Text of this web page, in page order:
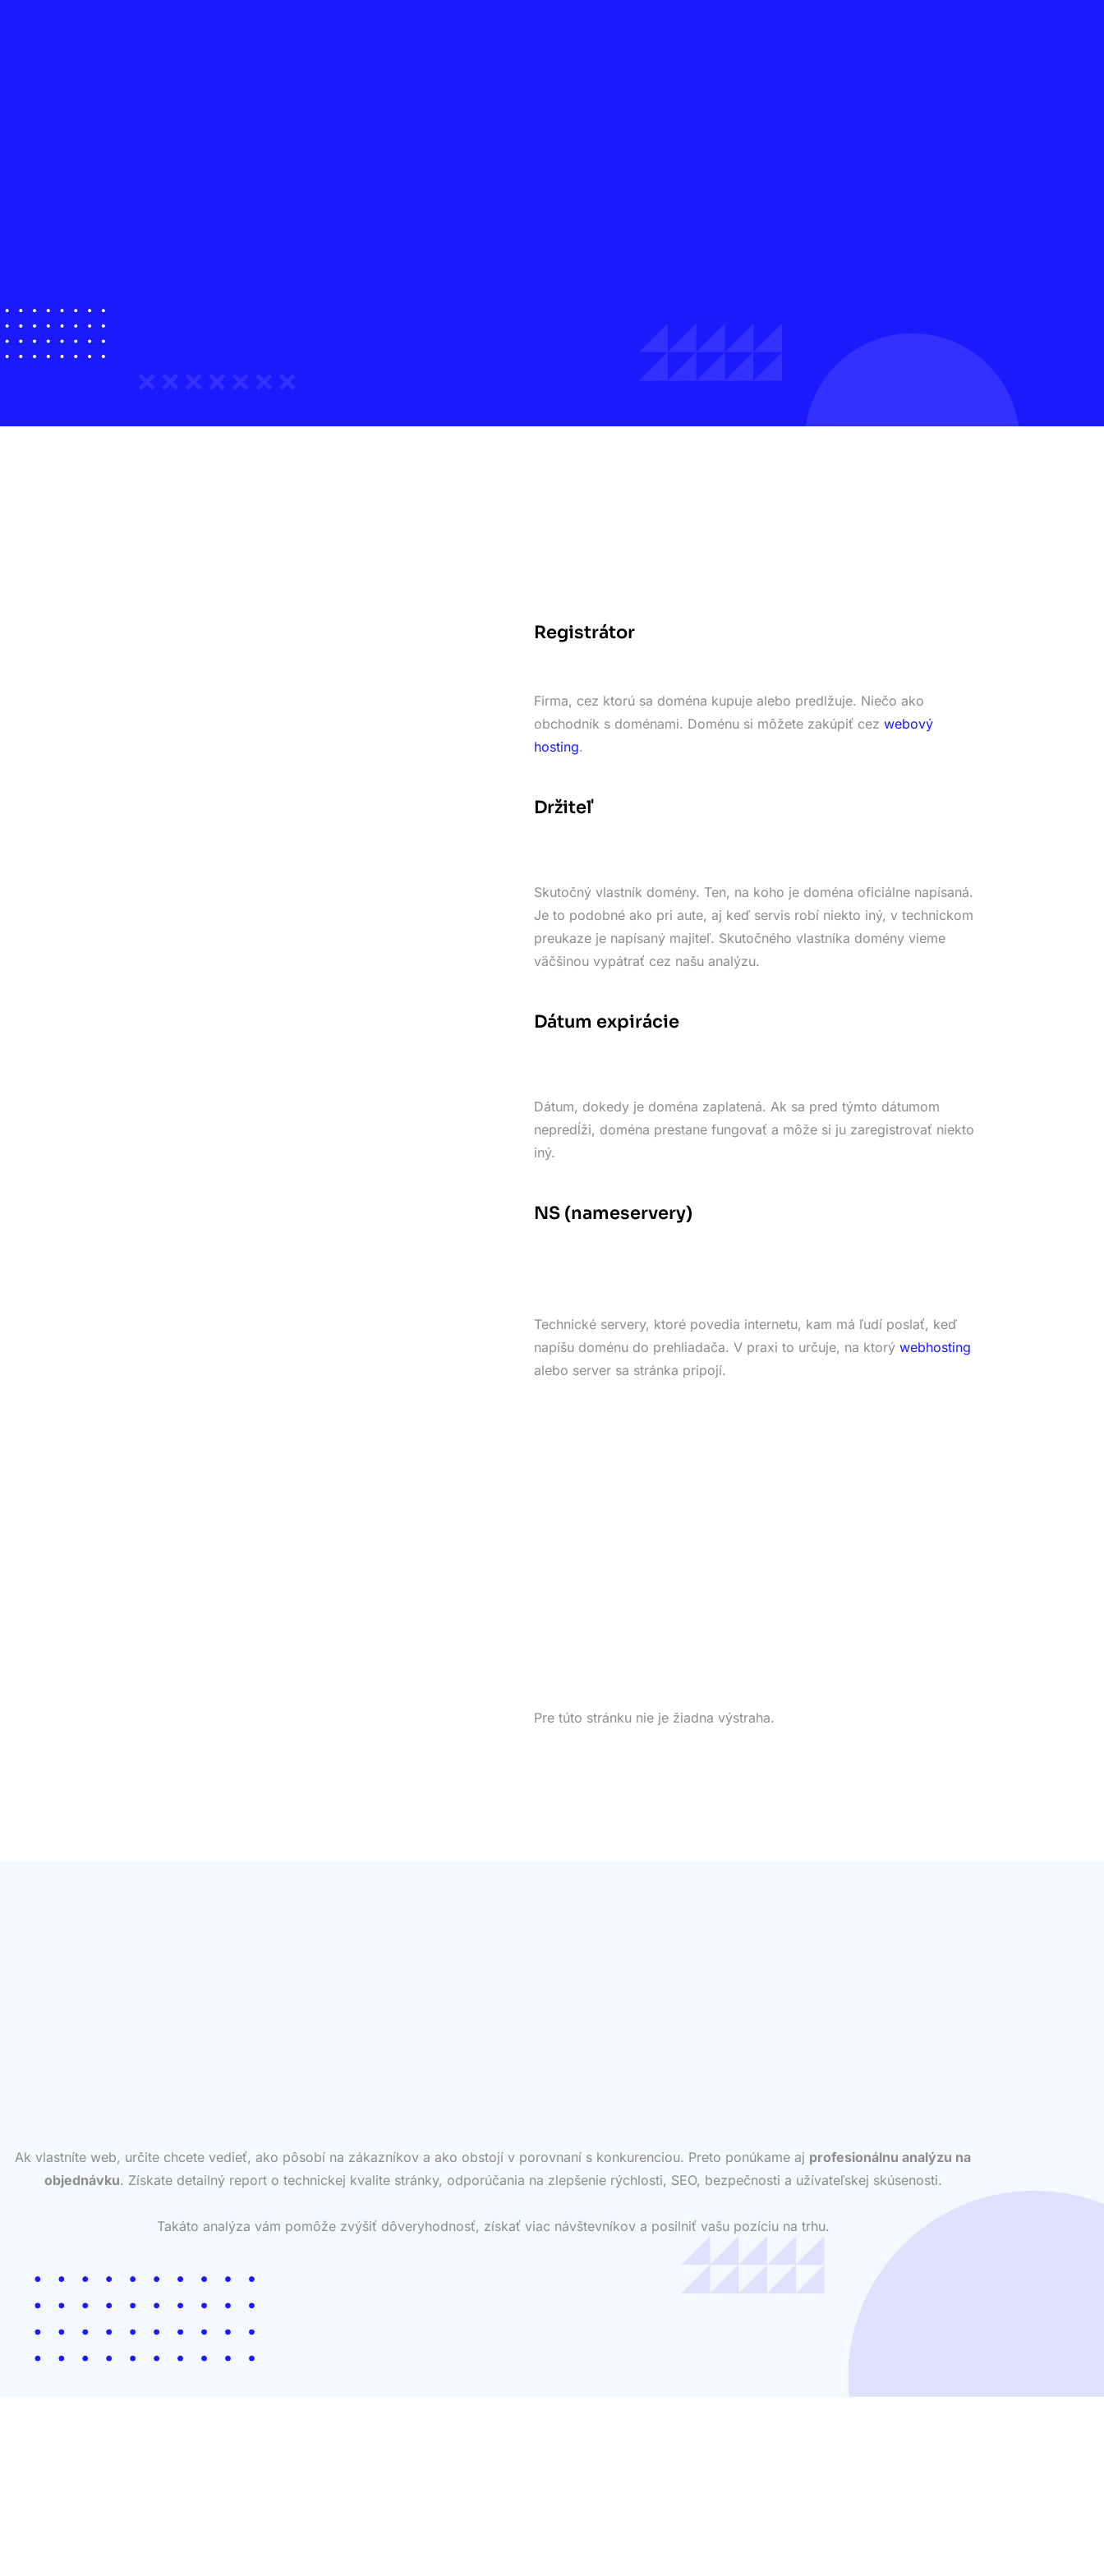
Registrátor
Firma, cez ktorú sa doména kupuje alebo predlžuje. Niečo ako
obchodník s doménami. Doménu si môžete zakúpiť cez webový
hosting.
Držiteľ
Skutočný vlastník domény. Ten, na koho je doména oficiálne napísaná.
Je to podobné ako pri aute, aj keď servis robí niekto iný, v technickom
preukaze je napísaný majiteľ. Skutočného vlastníka domény vieme
väčšinou vypátrať cez našu analýzu.
Dátum expirácie
Dátum, dokedy je doména zaplatená. Ak sa pred týmto dátumom
nepredĺži, doména prestane fungovať a môže si ju zaregistrovať niekto
iný.
NS (nameservery)
Technické servery, ktoré povedia internetu, kam má ľudí poslať, keď
napíšu doménu do prehliadača. V praxi to určuje, na ktorý webhosting
alebo server sa stránka pripojí.
Pre túto stránku nie je žiadna výstraha.
Ak vlastníte web, určite chcete vedieť, ako pôsobí na zákazníkov a ako obstojí v porovnaní s konkurenciou. Preto ponúkame aj profesionálnu analýzu na
objednávku. Získate detailný report o technickej kvalite stránky, odporúčania na zlepšenie rýchlosti, SEO, bezpečnosti a užívateľskej skúsenosti.
Takáto analýza vám pomôže zvýšiť dôveryhodnosť, získať viac návštevníkov a posilniť vašu pozíciu na trhu.